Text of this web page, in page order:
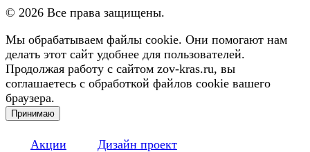
© 2026 Все права защищены.
Мы обрабатываем файлы cookie. Они помогают нам
делать этот сайт удобнее для пользователей.
Продолжая работу с сайтом zov-kras.ru, вы
соглашаетесь с обработкой файлов cookie вашего
браузера.
Принимаю
Акции Дизайн проект